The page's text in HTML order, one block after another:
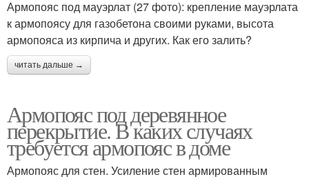
Армопояс под мауэрлат (27 фото): крепление мауэрлата
к армопоясу для газобетона своими руками, высота
армопояса из кирпича и других. Как его залить?
читать дальше →
Армопояс под деревянное
перекрытие. В каких случаях
требуется армопояс в доме
Армопояс для стен. Усиление стен армированным